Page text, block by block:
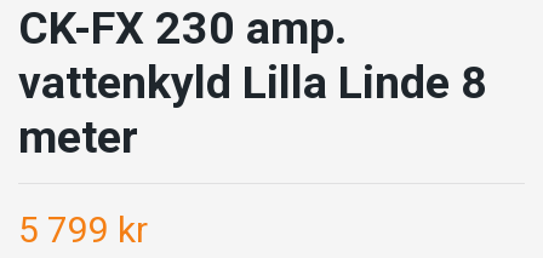
CK-FX 230 amp.
vattenkyld Lilla Linde 8
meter
5 799 kr